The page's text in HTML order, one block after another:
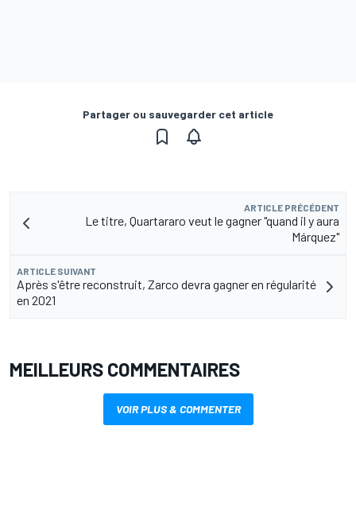
Partager ou sauvegarder cet article
ARTICLE PRÉCÉDENT
Le titre, Quartararo veut le gagner "quand il y aura
Márquez"
ARTICLE SUIVANT
Après s'être reconstruit, Zarco devra gagner en régularité
en 2021
MEILLEURS COMMENTAIRES
VOIR PLUS & COMMENTER